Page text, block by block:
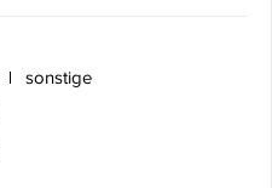
sonstige